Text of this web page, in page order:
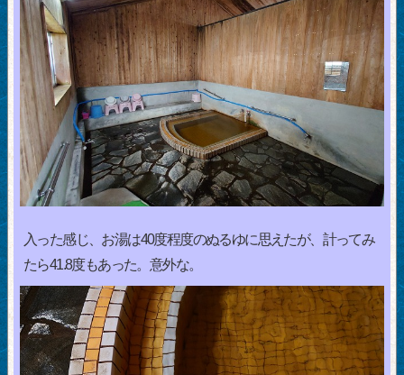
入った感じ、お湯は40度程度のぬるゆに思えたが、計ってみ
たら41.8度もあった。意外な。